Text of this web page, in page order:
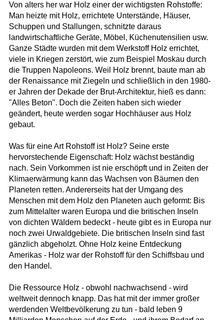
Von alters her war Holz einer der wichtigsten Rohstoffe:
Man heizte mit Holz, errichtete Unterstände, Häuser,
Schuppen und Stallungen, schnitzte daraus
landwirtschaftliche Geräte, Möbel, Küchenutensilien usw.
Ganze Städte wurden mit dem Werkstoff Holz errichtet,
viele in Kriegen zerstört, wie zum Beispiel Moskau durch
die Truppen Napoleons. Weil Holz brennt, baute man ab
der Renaissance mit Ziegeln und schließlich in den 1980-
er Jahren der Dekade der Brut-Architektur, hieß es dann:
"Alles Beton". Doch die Zeiten haben sich wieder
geändert, heute werden sogar Hochhäuser aus Holz
gebaut.
Was für eine Art Rohstoff ist Holz? Seine erste
hervorstechende Eigenschaft: Holz wächst beständig
nach. Sein Vorkommen ist nie erschöpft und in Zeiten der
Klimaerwärmung kann das Wachsen von Bäumen den
Planeten retten. Andererseits hat der Umgang des
Menschen mit dem Holz den Planeten auch geformt: Bis
zum Mittelalter waren Europa und die britischen Inseln
von dichten Wäldern bedeckt - heute gibt es in Europa nur
noch zwei Urwaldgebiete. Die britischen Inseln sind fast
gänzlich abgeholzt. Ohne Holz keine Entdeckung
Amerikas - Holz war der Rohstoff für den Schiffsbau und
den Handel.
Die Ressource Holz - obwohl nachwachsend - wird
weltweit dennoch knapp. Das hat mit der immer großer
werdenden Weltbevölkerung zu tun - bald leben 9